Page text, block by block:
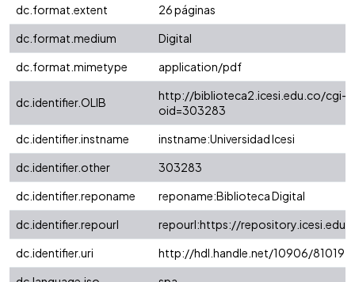
dc.format.extent
26 páginas
dc.format.medium
Digital
dc.format.mimetype
application/pdf
dc.identifier.OLIB
http://biblioteca2.icesi.edu.co/cgi-
oid=303283
dc.identifier.instname
instname:Universidad Icesi
dc.identifier.other
303283
dc.identifier.reponame
reponame:Biblioteca Digital
dc.identifier.repourl
repourl:https://
dc.identifier.uri
http://hdl.handle.net/10906/81019